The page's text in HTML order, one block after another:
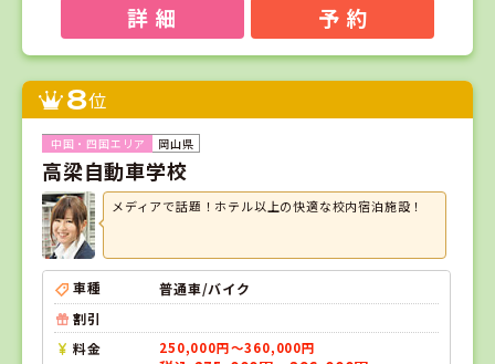
詳 細 予 約
8位
岡山県
高梁自動車学校
メディアで話題！ホテル以上の快適な校内宿泊施設！
車種
普通車/バイク
割引
料金
250,000円～360,000円